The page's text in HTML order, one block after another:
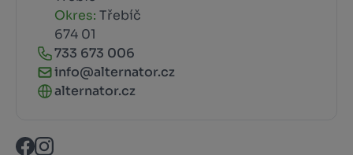
Okres: Třebíč
674 01
733 673 006
info@alternator.cz
alternator.cz